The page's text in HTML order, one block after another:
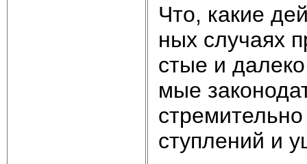
Что, ка­кие
ных слу­ча­ях
стые и
мые
сту­п­ле­ний и